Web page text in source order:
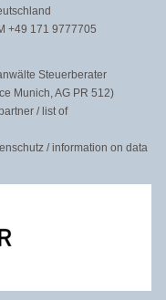
+49 171 9777705
Steuerberater
Munich, AG PR 512)
/ list of
/ information on data